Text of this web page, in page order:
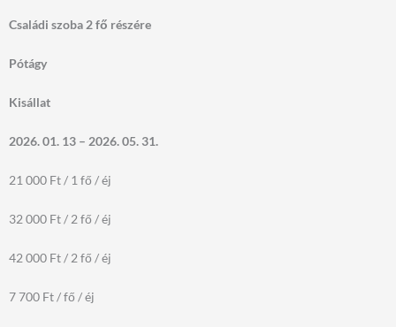
Családi szoba 2 fő részére
Pótágy
Kisállat
2026. 01. 13 – 2026. 05. 31.
21 000 Ft / 1 fő / éj
32 000 Ft / 2 fő / éj
42 000 Ft / 2 fő / éj
7 700 Ft / fő / éj